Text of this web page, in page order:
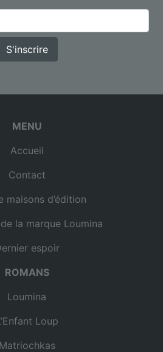
S'inscrire
MENU
Accueil
Contact
maisons d’édition
la marque Loumina
espoir
ROMANS
Loumina
Loup
Matriochkas